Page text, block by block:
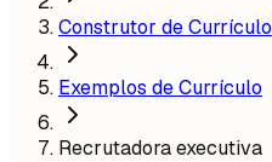
Construtor de Currículo
Exemplos de Currículo
Recrutadora executiva